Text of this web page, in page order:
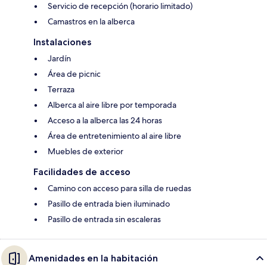
Servicio de recepción (horario limitado)
Camastros en la alberca
Instalaciones
Jardín
Área de picnic
Terraza
Alberca al aire libre por temporada
Acceso a la alberca las 24 horas
Área de entretenimiento al aire libre
Muebles de exterior
Facilidades de acceso
Camino con acceso para silla de ruedas
Pasillo de entrada bien iluminado
Pasillo de entrada sin escaleras
Amenidades en la habitación